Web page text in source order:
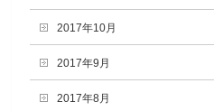
2017年10月
2017年9月
2017年8月